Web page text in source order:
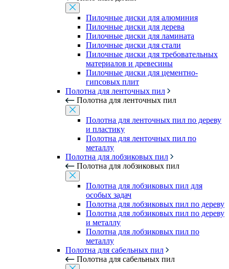
Пилочные диски для алюминия
Пилочные диски для дерева
Пилочные диски для ламината
Пилочные диски для стали
Пилочные диски для требовательных
материалов и древесины
Пилочные диски для цементно-
гипсовых плит
Полотна для ленточных пил
Полотна для ленточных пил
Полотна для ленточных пил по дереву
и пластику
Полотна для ленточных пил по
металлу
Полотна для лобзиковых пил
Полотна для лобзиковых пил
Полотна для лобзиковых пил для
особых задач
Полотна для лобзиковых пил по дереву
Полотна для лобзиковых пил по дереву
и металлу
Полотна для лобзиковых пил по
металлу
Полотна для сабельных пил
Полотна для сабельных пил